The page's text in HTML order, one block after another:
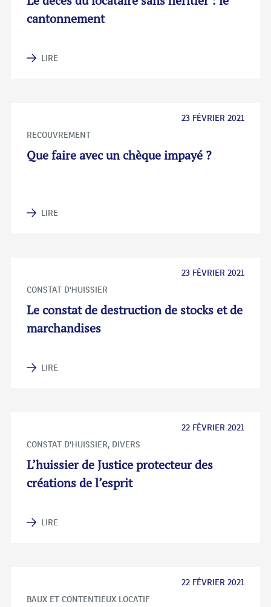
cantonnement
LIRE
23 FÉVRIER 2021
RECOUVREMENT
Que faire avec un chèque impayé ?
LIRE
23 FÉVRIER 2021
CONSTAT D'HUISSIER
Le constat de destruction de stocks et de
marchandises
LIRE
22 FÉVRIER 2021
CONSTAT D'HUISSIER, DIVERS
L’huissier de Justice protecteur des
créations de l’esprit
LIRE
22 FÉVRIER 2021
BAUX ET CONTENTIEUX LOCATIF